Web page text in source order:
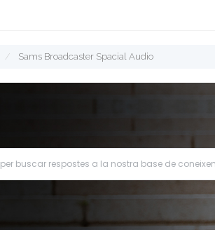
Sams Broadcaster Spacial Audio